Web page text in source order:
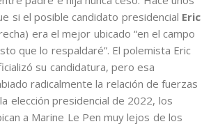
si el posible candidato presidencial Eric
era el mejor ubicado “en el campo
que lo respaldaré”. El polemista Eric
su candidatura, pero esa
radicalmente la relación de fuerzas
elección presidencial de 2022, los
a Marine Le Pen muy lejos de los